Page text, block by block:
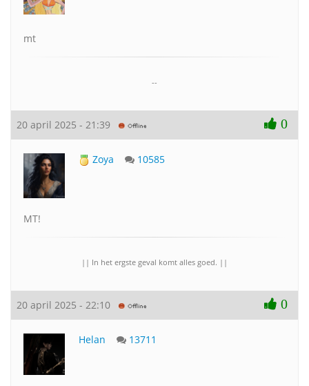
mt
--
20 april 2025 - 21:39 0
Zoya 10585
MT!
|| In het ergste geval komt alles goed. ||
20 april 2025 - 22:10 0
Helan 13711